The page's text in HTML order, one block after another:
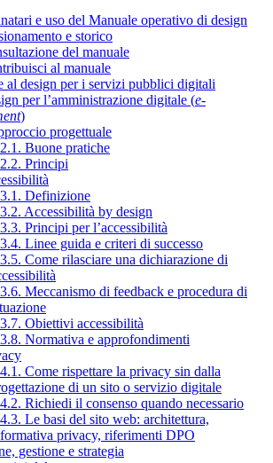
e uso del Manuale operativo di design
e storico
del manuale
al manuale
al design per i servizi pubblici digitali
per l’amministrazione digitale (e-
)
progettuale
Buone pratiche
Principi
Definizione
Accessibilità by design
Principi per l’accessibilità
Linee guida e criteri di successo
Come rilasciare una dichiarazione di
Meccanismo di feedback e procedura di
Obiettivi accessibilità
Normativa e approfondimenti
Come rispettare la privacy sin dalla
di un sito o servizio digitale
Richiedi il consenso quando necessario
Le basi del sito web: architettura,
privacy, riferimenti DPO
gestione e strategia